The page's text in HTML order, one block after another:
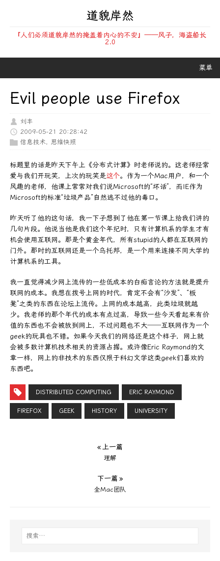
道貌岸然
『人们必须道貌岸然的掩盖着内心的不安』——风子，海盗船长
2.0
菜单
Evil people use Firefox
刘丰
2009-05-21 20:28:42
信息技术, 思维快照
标题里的话是昨天下午上《分布式计算》时老师说的。这老师经常
爱与我们开玩笑，上次的玩笑是这个。作为一个Mac用户，和一个
风趣的老师，他课上常常对我们说Microsoft的“坏话”，而IE作为
Microsoft的标准“垃圾产品”自然逃不过他的毒口。
昨天听了他的这句话，我一下子想到了他在第一节课上给我们讲的
几句片段。他说当他是我们这个年纪时，只有计算机系的学生才有
机会使用互联网。那是个黄金年代，所有stupid的人都在互联网的
门外。那时的互联网还是一个乌托邦，是一个用来连接不同大学的
计算机系的工具。
我一直觉得减少网上流传的一些低成本的白痴言论的方法就是提升
联网的成本。我想在拨号上网的时代，肯定不会有“沙发”、“板
凳”之类的东西在论坛上流传。上网的成本越高，此类垃圾就越
少。我老师的那个年代的成本有点过高，导致一些今天看起来有价
值的东西也不会被放到网上，不过问题也不大──互联网作为一个
geek的玩具也不错。如果今天我们的网络还是这个样子，网上就
会被多数计算机技术相关的资源占据。或许像Eric Raymond的文
章一样，网上的非技术的东西仅限于科幻文学这类geek们喜欢的
东西吧。
DISTRIBUTED COMPUTING ERIC RAYMOND
FIREFOX GEEK HISTORY UNIVERSITY
« 上一篇
理解
下一篇 »
全Mac团队